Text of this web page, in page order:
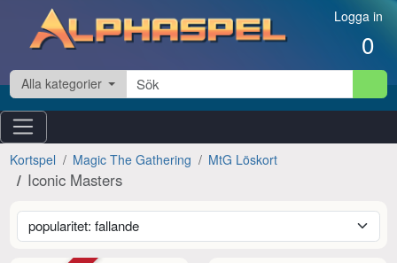
Hoppa till innehåll Logga in
0
Alla kategorier
Kortspel Magic The Gathering MtG Löskort
Iconic Masters